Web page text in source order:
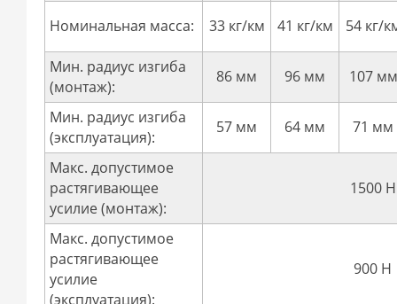
Номинальная масса: 33 кг/км 41 кг/км 54 кг/
Мин. радиус изгиба
(монтаж):
86 мм 96 мм 107 мм
Мин. радиус изгиба
(эксплуатация):
57 мм 64 мм 71 мм
Макс. допустимое
растягивающее
усилие (монтаж):
1500 Н
Макс. допустимое
растягивающее
усилие
(эксплуатация):
900 Н